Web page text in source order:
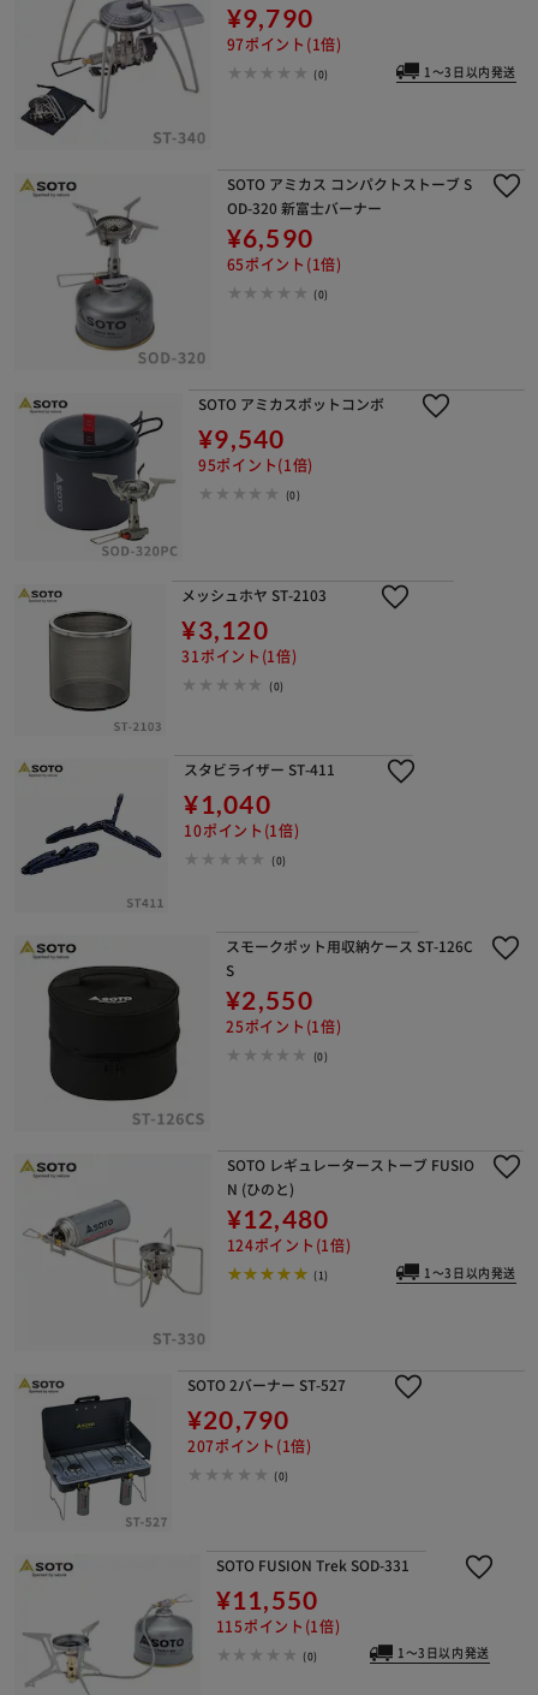
¥9,790
97ポイント(1倍)
(0) 1～3日以内発送
SOTO アミカス コンパクトストーブ S
OD-320 新富士バーナー
¥6,590
65ポイント(1倍)
(0)
SOTO アミカスポットコンボ
¥9,540
95ポイント(1倍)
(0)
メッシュホヤ ST-2103
¥3,120
31ポイント(1倍)
(0)
スタビライザー ST-411
¥1,040
10ポイント(1倍)
(0)
スモークポット用収納ケース ST-126C
S
¥2,550
25ポイント(1倍)
(0)
SOTO レギュレーターストーブ FUSIO
N (ひのと)
¥12,480
124ポイント(1倍)
(1) 1～3日以内発送
SOTO 2バーナー ST-527
¥20,790
207ポイント(1倍)
(0)
SOTO FUSION Trek SOD-331
¥11,550
115ポイント(1倍)
(0) 1～3日以内発送